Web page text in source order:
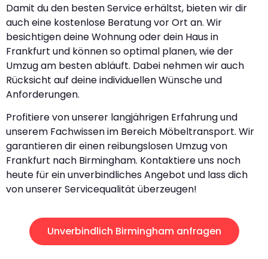
Damit du den besten Service erhältst, bieten wir dir
auch eine kostenlose Beratung vor Ort an. Wir
besichtigen deine Wohnung oder dein Haus in
Frankfurt und können so optimal planen, wie der
Umzug am besten abläuft. Dabei nehmen wir auch
Rücksicht auf deine individuellen Wünsche und
Anforderungen.
Profitiere von unserer langjährigen Erfahrung und
unserem Fachwissen im Bereich Möbeltransport. Wir
garantieren dir einen reibungslosen Umzug von
Frankfurt nach Birmingham. Kontaktiere uns noch
heute für ein unverbindliches Angebot und lass dich
von unserer Servicequalität überzeugen!
Unverbindlich Birmingham anfragen